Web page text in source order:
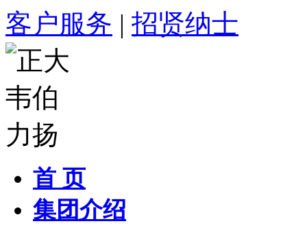
客户服务 | 招贤纳士
首 页
集团介绍